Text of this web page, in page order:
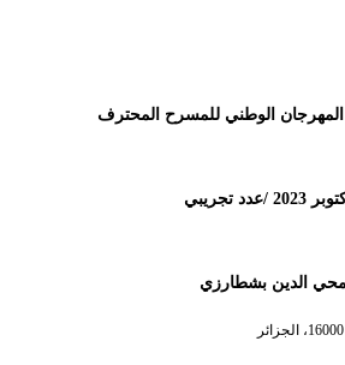
محي الدين بشطارزي